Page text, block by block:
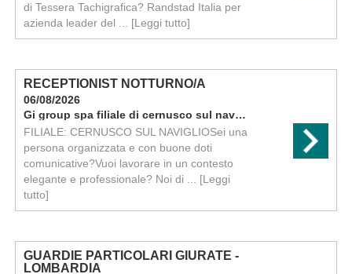
di Tessera Tachigrafica? Randstad Italia per
azienda leader del ... [Leggi tutto]
RECEPTIONIST NOTTURNO/A
06/08/2026
Gi group spa filiale di cernusco sul naviglio
FILIALE: CERNUSCO SUL NAVIGLIOSei una
persona organizzata e con buone doti
comunicative?Vuoi lavorare in un contesto
elegante e professionale? Noi di ... [Leggi
tutto]
GUARDIE PARTICOLARI GIURATE -
LOMBARDIA